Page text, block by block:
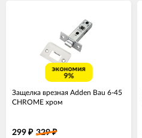
экономия
9%
Защелка врезная Adden Bau 6-45
CHROME хром
299 ₽ 329₽